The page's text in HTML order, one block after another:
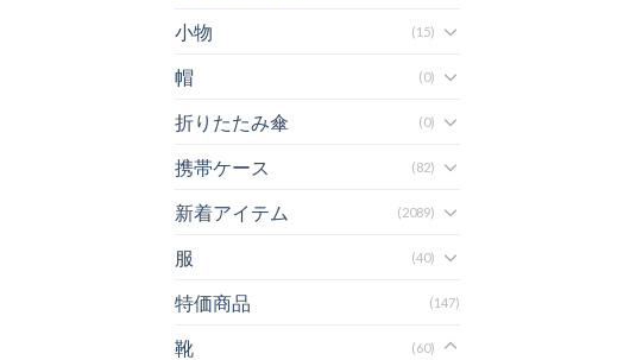
小物 (15)
帽 (0)
折りたたみ傘 (0)
携帯ケース (82)
新着アイテム (2089)
服 (40)
特価商品 (147)
靴 (60)